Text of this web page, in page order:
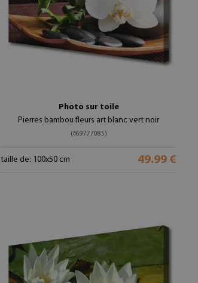
Photo sur toile
Pierres bambou fleurs art blanc vert noir
(#69777085)
taille de: 100x50 cm 49.99 €